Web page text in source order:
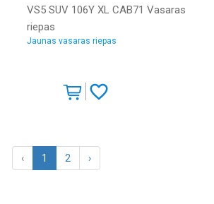
VS5 SUV 106Y XL CAB71 Vasaras
riepas
Jaunas vasaras riepas
‹ 1 2 ›